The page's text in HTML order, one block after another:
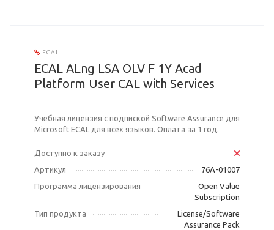
ECAL
ECAL ALng LSA OLV F 1Y Acad
Platform User CAL with Services
Учебная лицензия с подпиской Software Assurance для
Microsoft ECAL для всех языков. Оплата за 1 год.
Доступно к заказу
Артикул
76A-01007
Программа лицензирования
Open Value
Subscription
Тип продукта
License/Software
Assurance Pack